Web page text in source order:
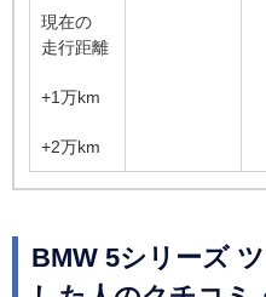
現在の
走行距離
+1万km
+2万km
BMW 5シリーズ